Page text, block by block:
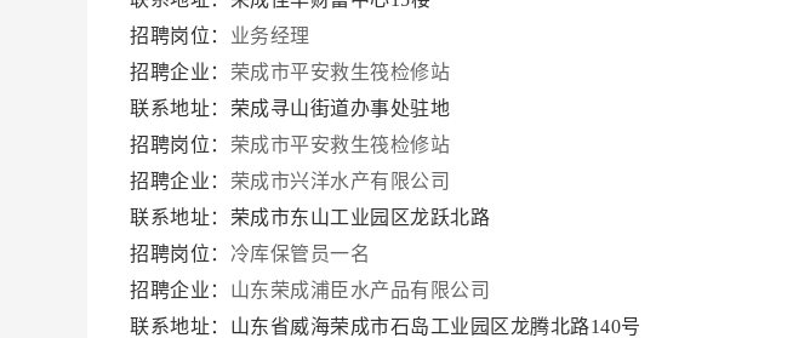
招聘岗位： 业务经理
招聘企业： 荣成市平安救生筏检修站
联系地址：荣成寻山街道办事处驻地
招聘岗位： 荣成市平安救生筏检修站
招聘企业： 荣成市兴洋水产有限公司
联系地址：荣成市东山工业园区龙跃北路
招聘岗位： 冷库保管员一名
招聘企业： 山东荣成浦臣水产品有限公司
联系地址：山东省威海荣成市石岛工业园区龙腾北路140号